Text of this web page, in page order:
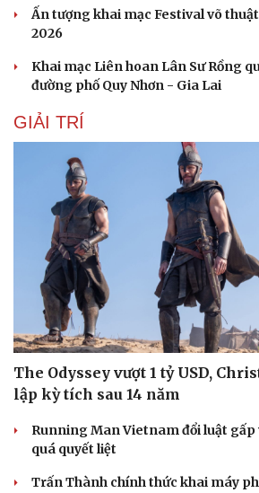
Sân khấu - Điện ảnh
Âm nhạc
Di sản
Thời
Sao Việt
Ấn tượng khai mạc Festival võ
2026
Khai mạc Liên hoan Lân Sư Rồng
đường phố Quy Nhơn - Gia Lai
GIẢI TRÍ
The Odyssey vượt 1 tỷ USD,
lập kỳ tích sau 14 năm
Running Man Vietnam đổi luật
quá quyết liệt
Trấn Thành chính thức khai máy